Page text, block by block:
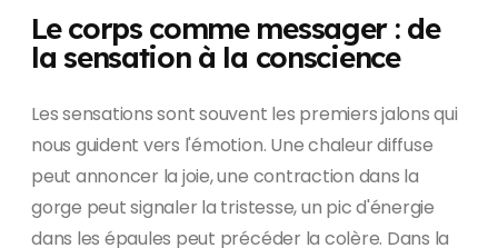
Le corps comme messager : de
la sensation à la conscience
Les sensations sont souvent les premiers jalons qui
nous guident vers l'émotion. Une chaleur diffuse
peut annoncer la joie, une contraction dans la
gorge peut signaler la tristesse, un pic d'énergie
dans les épaules peut précéder la colère. Dans la